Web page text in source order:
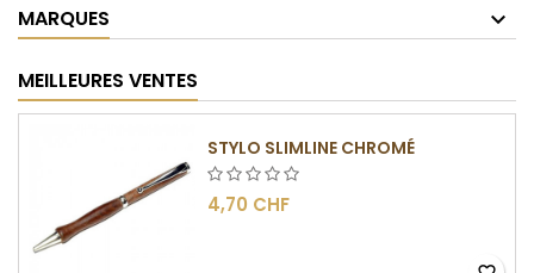
MARQUES
MEILLEURES VENTES
STYLO SLIMLINE CHROMÉ
4,70 CHF